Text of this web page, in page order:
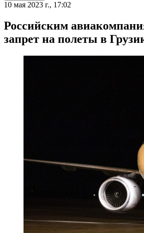
10 мая 2023 г., 17:02
Российским
запрет на полеты в